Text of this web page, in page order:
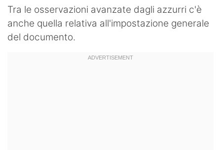
Tra le osservazioni avanzate dagli azzurri c'è
anche quella relativa all'impostazione generale
del documento.